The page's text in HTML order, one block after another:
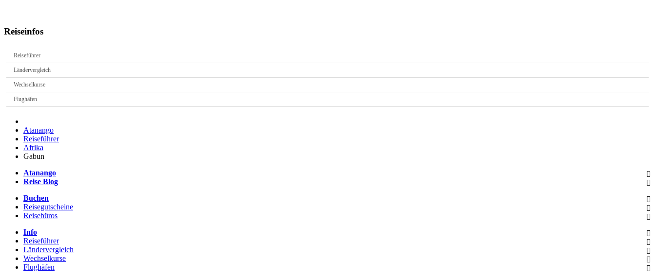
Reiseinfos
Reiseführer
Ländervergleich
Wechselkurse
Flughäfen
Atanango
Reiseführer
Afrika
Gabun
Atanango
Reise Blog
Buchen
Reisegutscheine
Reisebüros
Info
Reiseführer
Ländervergleich
Wechselkurse
Flughäfen